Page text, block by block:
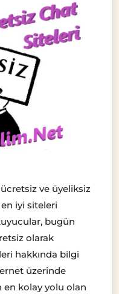
ve üyeliksiz
iyi siteleri
bugün
olarak
hakkında bilgi
üzerinde
en kolay yolu olan